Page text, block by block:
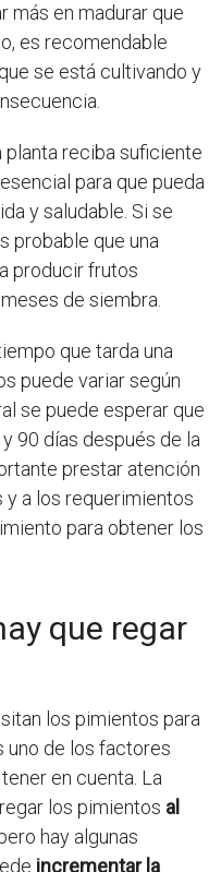
más en madurar que
es recomendable
se está cultivando y
planta reciba suficiente
para que pueda
y saludable. Si se
probable que una
producir frutos
de siembra.
que tarda una
puede variar según
se puede esperar que
90 días después de la
prestar atención
a los requerimientos
para obtener los
que regar
los pimientos para
uno de los factores
en cuenta. La
los pimientos al
hay algunas
incrementar la